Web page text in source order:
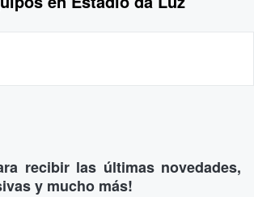
recibir las últimas novedades,
y mucho más!